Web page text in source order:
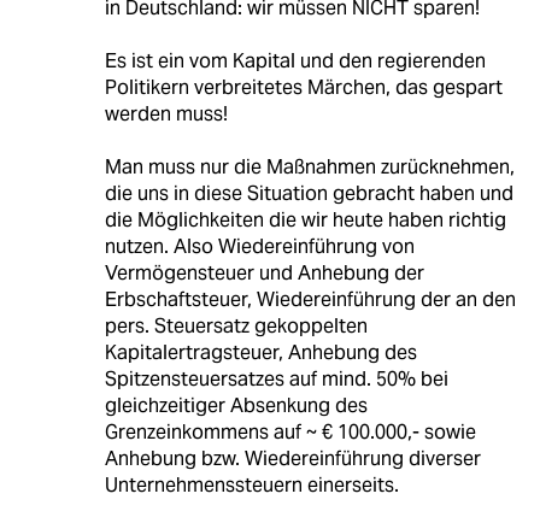
in Deutschland: wir müssen NICHT sparen!
Es ist ein vom Kapital und den regierenden
Politikern verbreitetes Märchen, das gespart
werden muss!
Man muss nur die Maßnahmen zurücknehmen,
die uns in diese Situation gebracht haben und
die Möglichkeiten die wir heute haben richtig
nutzen. Also Wiedereinführung von
Vermögensteuer und Anhebung der
Erbschaftsteuer, Wiedereinführung der an den
pers. Steuersatz gekoppelten
Kapitalertragsteuer, Anhebung des
Spitzensteuersatzes auf mind. 50% bei
gleichzeitiger Absenkung des
Grenzeinkommens auf ~ € 100.000,- sowie
Anhebung bzw. Wiedereinführung diverser
Unternehmenssteuern einerseits.